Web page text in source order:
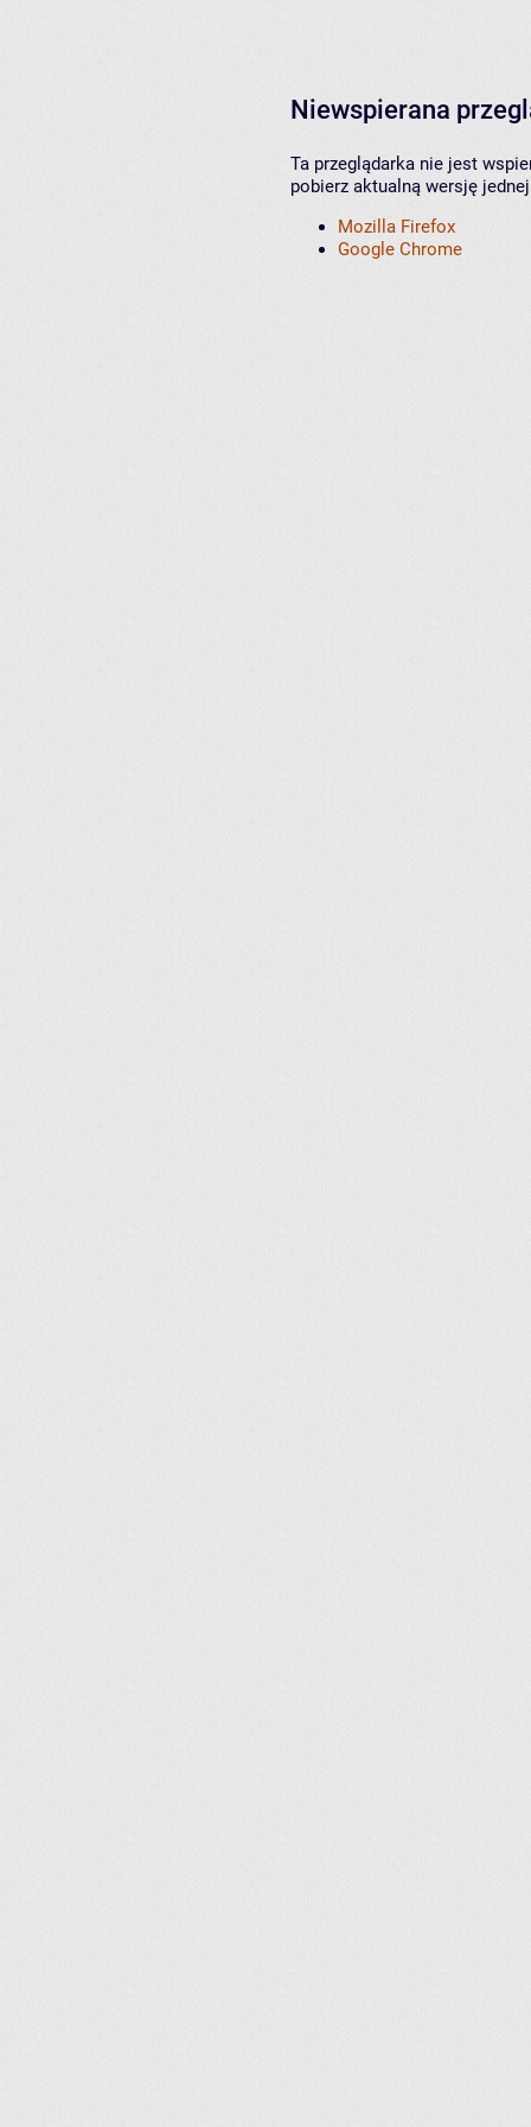
Niewspierana
Ta przeglądarka nie jest
pobierz aktualną wersję
Mozilla Firefox
Google Chrome